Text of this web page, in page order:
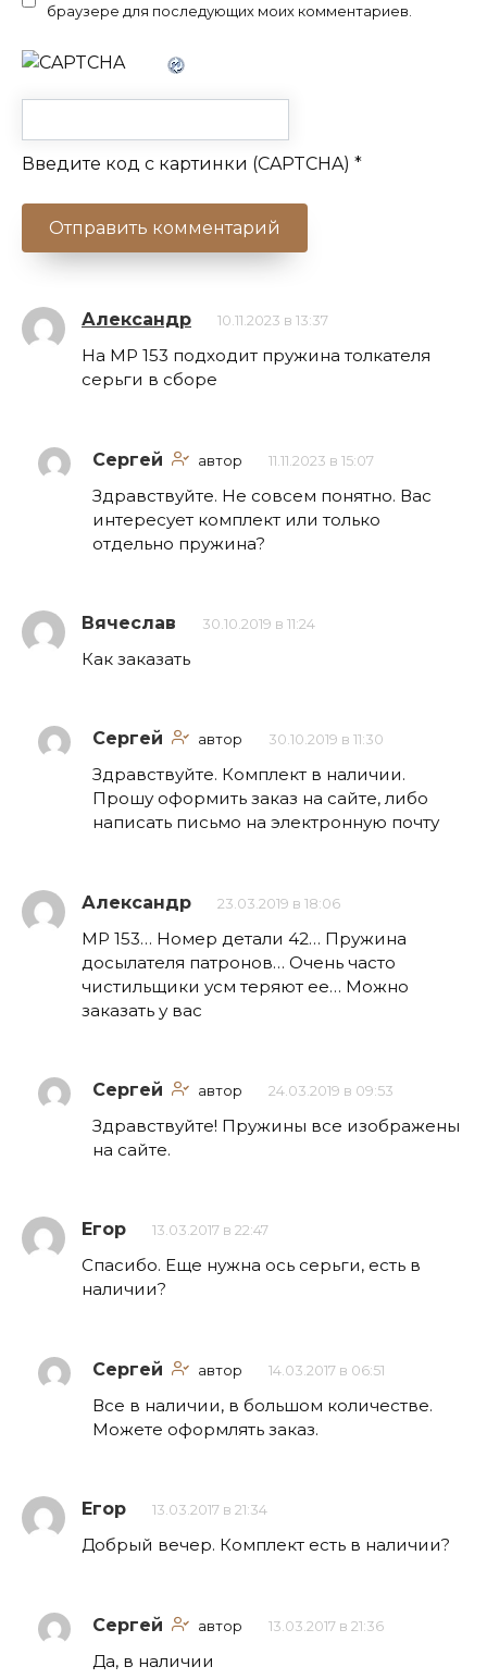
браузере для последующих моих комментариев.
Введите код с картинки (CAPTCHA) *
Александр 10.11.2023 в 13:37
На МР 153 подходит пружина толкателя
серьги в сборе
Сергей автор 11.11.2023 в 15:07
Здравствуйте. Не совсем понятно. Вас
интересует комплект или только
отдельно пружина?
Вячеслав 30.10.2019 в 11:24
Как заказать
Сергей автор 30.10.2019 в 11:30
Здравствуйте. Комплект в наличии.
Прошу оформить заказ на сайте, либо
написать письмо на электронную почту
Александр 23.03.2019 в 18:06
МР 153… Номер детали 42… Пружина
досылателя патронов… Очень часто
чистильщики усм теряют ее… Можно
заказать у вас
Сергей автор 24.03.2019 в 09:53
Здравствуйте! Пружины все изображены
на сайте.
Егор 13.03.2017 в 22:47
Спасибо. Еще нужна ось серьги, есть в
наличии?
Сергей автор 14.03.2017 в 06:51
Все в наличии, в большом количестве.
Можете оформлять заказ.
Егор 13.03.2017 в 21:34
Добрый вечер. Комплект есть в наличии?
Сергей автор 13.03.2017 в 21:36
Да, в наличии